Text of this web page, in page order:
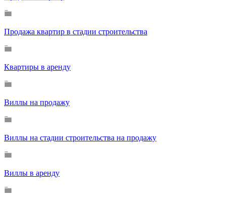
Продажа квартир в стадии строительства
Квартиры в аренду
Виллы на продажу
Виллы на стадии строительства на продажу
Виллы в аренду